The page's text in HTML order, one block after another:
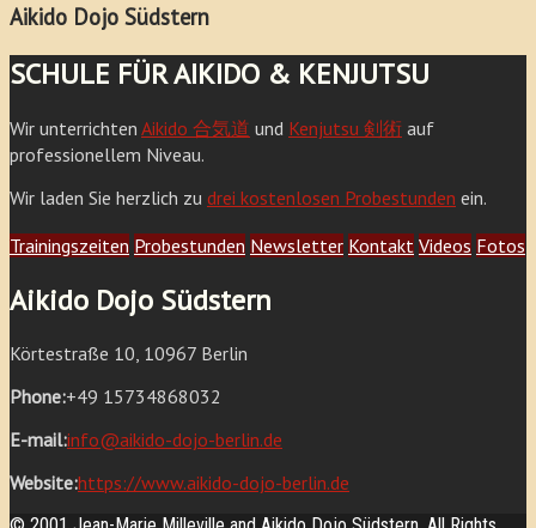
Aikido Dojo Südstern
SCHULE FÜR AIKIDO & KENJUTSU
Wir unterrichten Aikido 合気道 und Kenjutsu 剣術 auf
professionellem Niveau.
Wir laden Sie herzlich zu drei kostenlosen Probestunden ein.
Trainingszeiten Probestunden Newsletter Kontakt Videos Fotos
Aikido Dojo Südstern
Körtestraße 10, 10967 Berlin
Phone:+49 15734868032
E-mail:info@aikido-dojo-berlin.de
Website:https://www.aikido-dojo-berlin.de